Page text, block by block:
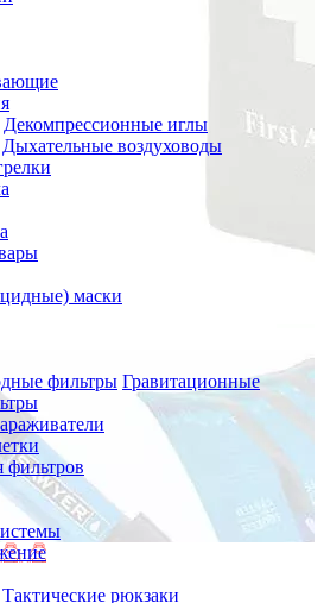
Декомпрессионные иглы
Дыхательные воздуховоды
маски
фильтры Гравитационные
Тактические рюкзаки